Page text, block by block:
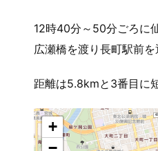
12時40分～50分ごろに
広瀬橋を渡り長町駅前
距離は5.8kmと3番目に